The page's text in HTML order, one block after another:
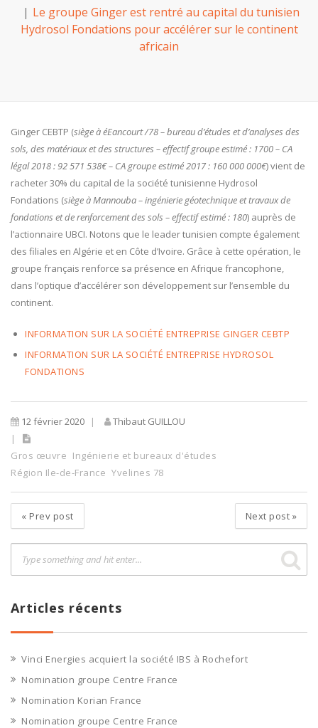
Le groupe Ginger est rentré au capital du tunisien
Hydrosol Fondations pour accélérer sur le continent
africain
Ginger CEBTP (siège à éEancourt /78 – bureau d’études et d’analyses des
sols, des matériaux et des structures – effectif groupe estimé : 1700 – CA
légal 2018 : 92 571 538€ – CA groupe estimé 2017 : 160 000 000€) vient de
racheter 30% du capital de la société tunisienne Hydrosol
Fondations (siège à Mannouba – ingénierie géotechnique et travaux de
fondations et de renforcement des sols – effectif estimé : 180) auprès de
l’actionnaire UBCI. Notons que le leader tunisien compte également
des filiales en Algérie et en Côte d’Ivoire. Grâce à cette opération, le
groupe français renforce sa présence en Afrique francophone,
dans l’optique d’accélérer son développement sur l’ensemble du
continent.
INFORMATION SUR LA SOCIÉTÉ ENTREPRISE GINGER CEBTP
INFORMATION SUR LA SOCIÉTÉ ENTREPRISE HYDROSOL
FONDATIONS
12 février 2020 Thibaut GUILLOU
Gros œuvre Ingénierie et bureaux d'études
Région Ile-de-France Yvelines 78
« Prev post Next post »
Articles récents
Vinci Energies acquiert la société IBS à Rochefort
Nomination groupe Centre France
Nomination Korian France
Nomination groupe Centre France